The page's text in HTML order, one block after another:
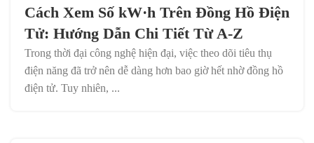
Cách Xem Số kW·h Trên Đồng Hồ Điện
Tử: Hướng Dẫn Chi Tiết Từ A-Z
Trong thời đại công nghệ hiện đại, việc theo dõi tiêu thụ
điện năng đã trở nên dễ dàng hơn bao giờ hết nhờ đồng hồ
điện tử. Tuy nhiên, ...